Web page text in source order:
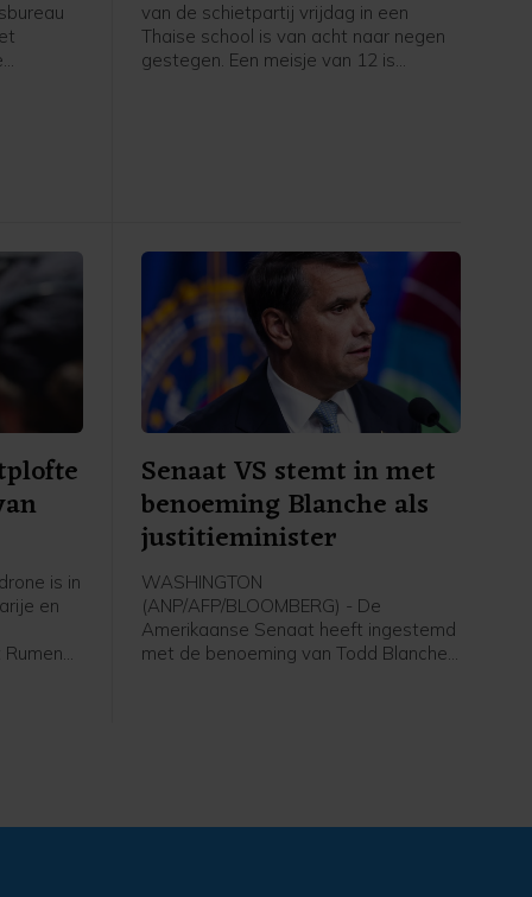
van de schietpartij vrijdag in een
Thaise school is van acht naar negen
gestegen. Een meisje van 12 is
is in
en
Senaat VS stemt in met
benoeming Blanche als
justitieminister
WASHINGTON
(ANP/AFP/BLOOMBERG) - De
Amerikaanse Senaat heeft ingestemd
met de benoeming van Todd Blanche